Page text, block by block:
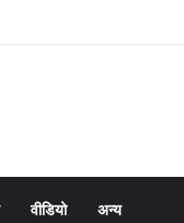
वीडियो अन्य